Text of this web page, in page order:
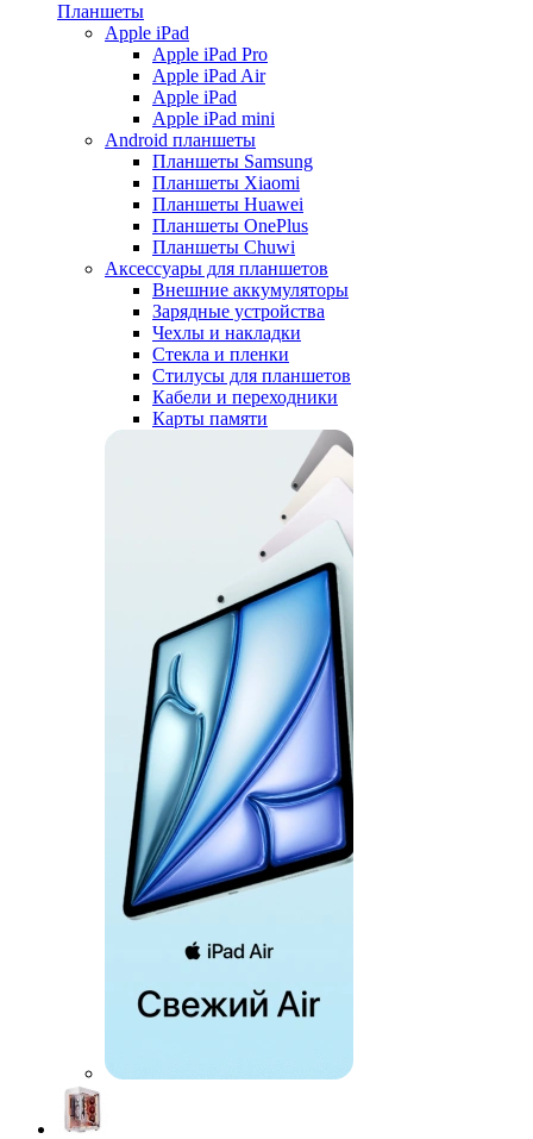
Планшеты
Apple iPad
Apple iPad Pro
Apple iPad Air
Apple iPad
Apple iPad mini
Android планшеты
Планшеты Samsung
Планшеты Xiaomi
Планшеты Huawei
Планшеты OnePlus
Планшеты Chuwi
Аксессуары для планшетов
Внешние аккумуляторы
Зарядные устройства
Чехлы и накладки
Стекла и пленки
Стилусы для планшетов
Кабели и переходники
Карты памяти